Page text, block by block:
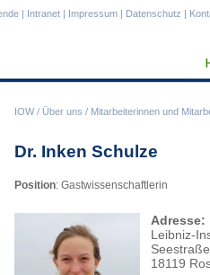
IOW/ Über uns / Mitarbeiterinnen und
| Intranet | Impressum | Datenschutz |
Dr. Inken Schulze
Position: Gastwissenschaftlerin
Adresse:
Leibniz-
18119